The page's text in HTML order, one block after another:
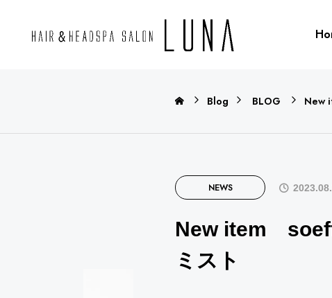
ティ
NEWS
移転のお知らせ
Blog BLOG New
NEWS
New item
ミスト